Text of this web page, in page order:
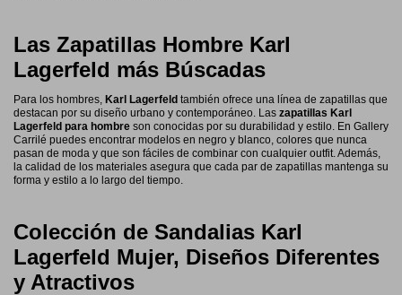
Las Zapatillas Hombre Karl
Lagerfeld más Búscadas
Para los hombres, Karl Lagerfeld también ofrece una línea de zapatillas que
destacan por su diseño urbano y contemporáneo. Las zapatillas Karl
Lagerfeld para hombre son conocidas por su durabilidad y estilo. En Gallery
Carrilé puedes encontrar modelos en negro y blanco, colores que nunca
pasan de moda y que son fáciles de combinar con cualquier outfit. Además,
la calidad de los materiales asegura que cada par de zapatillas mantenga su
forma y estilo a lo largo del tiempo.
Colección de Sandalias Karl
Lagerfeld Mujer, Diseños Diferentes
y Atractivos